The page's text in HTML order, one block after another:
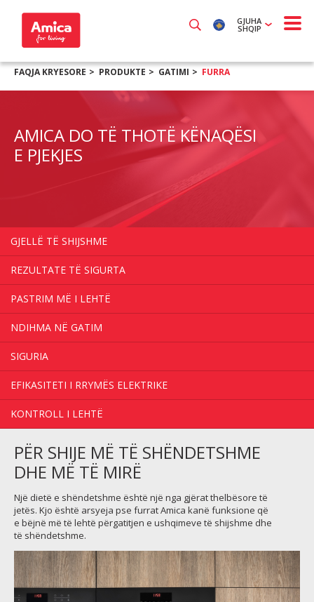
GJUHA
SHQIP
FAQJA KRYESORE PRODUKTE GATIMI FURRA
AMICA DO TË THOTË KËNAQËSI
E PJEKJES
GJELLË TË SHIJSHME
REZULTATE TË SIGURTA
PASTRIM MË I LEHTË
NDIHMA NË GATIM
SIGURIA
EFIKASITETI I RRYMËS ELEKTRIKE
KONTROLL I LEHTË
PËR SHIJE MË TË SHËNDETSHME
DHE MË TË MIRË
Një dietë e shëndetshme është një nga gjërat thelbësore të
jetës. Kjo është arsyeja pse furrat Amica kanë funksione që
e bëjnë më të lehtë përgatitjen e ushqimeve të shijshme dhe
të shëndetshme.